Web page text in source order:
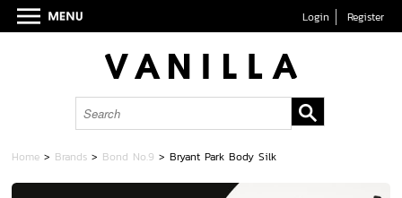
Login Register
Home > Brands > Bond No.9 >Bryant Park Body Silk